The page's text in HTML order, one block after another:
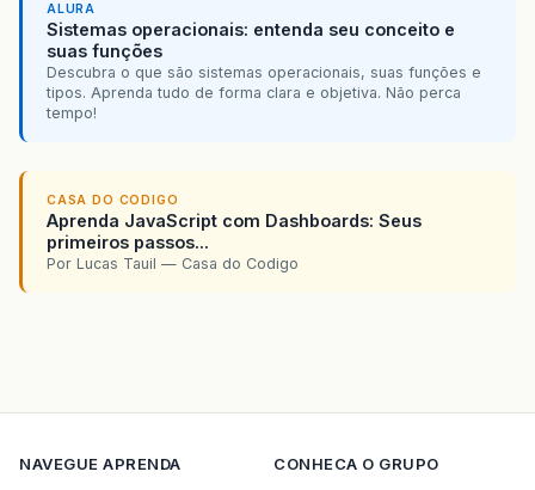
ALURA
Sistemas operacionais: entenda seu conceito e
suas funções
Descubra o que são sistemas operacionais, suas funções e
tipos. Aprenda tudo de forma clara e objetiva. Não perca
tempo!
CASA DO CODIGO
Aprenda JavaScript com Dashboards: Seus
primeiros passos...
Por Lucas Tauil — Casa do Codigo
NAVEGUE APRENDA
CONHECA O GRUPO